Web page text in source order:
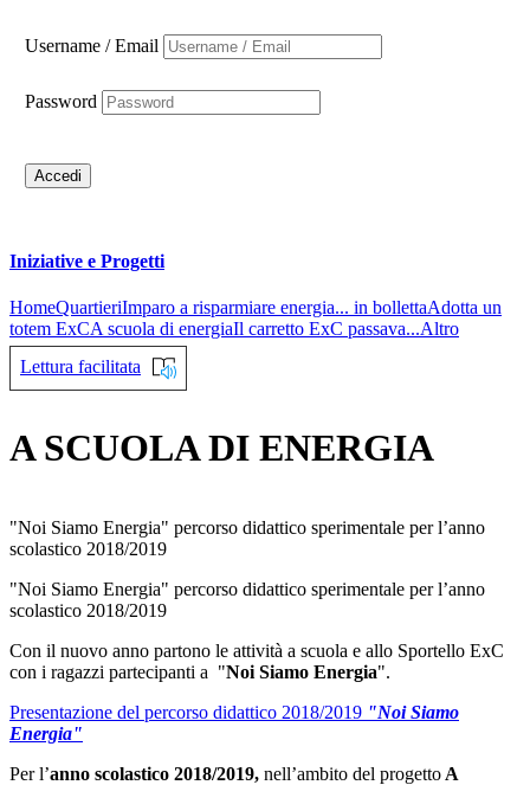
Username / Email
Password
Accedi
Iniziative e Progetti
HomeQuartieriImparo a risparmiare energia... in bollettaAdotta un
totem ExCA scuola di energiaIl carretto ExC passava...Altro
Lettura facilitata
A SCUOLA DI ENERGIA
"Noi Siamo Energia" percorso didattico sperimentale per l’anno
scolastico 2018/2019
"Noi Siamo Energia" percorso didattico sperimentale per l’anno
scolastico 2018/2019
Con il nuovo anno partono le attività a scuola e allo Sportello ExC
con i ragazzi partecipanti a "Noi Siamo Energia".
Presentazione del percorso didattico 2018/2019 "Noi Siamo
Energia"
Per l’anno scolastico 2018/2019, nell’ambito del progetto A